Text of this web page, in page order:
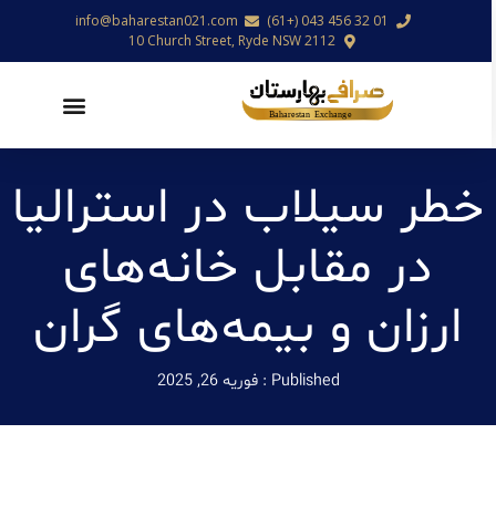
01 32 456 043 (+61)
info@baharestan021.com
10 Church Street, Ryde NSW 2112
خطر سیلاب در استرالیا
در مقابل خانه‌های
ارزان و بیمه‌های گران
Published : فوریه 26, 2025